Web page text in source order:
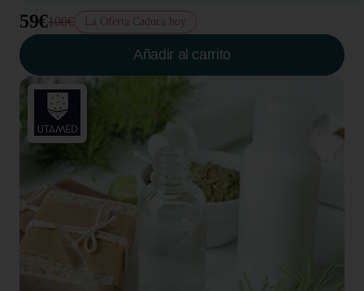
59€100€ La Oferta Caduca hoy
Añadir al carrito